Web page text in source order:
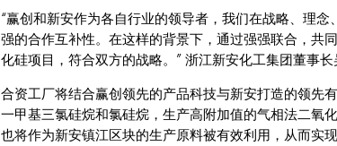
“赢创和新安作为各自行业的领导者，我们在战略、理
强的合作互补性。在这样的背景下，通过强强联合，共
化硅项目，符合双方的战略。” 浙江新安化工集团董事长
合资工厂将结合赢创领先的产品科技与新安打造的领先
一甲基三氯硅烷和氯硅烷，生产高附加值的气相法二氧
也将作为新安镇江区块的生产原料被有效利用，从而实